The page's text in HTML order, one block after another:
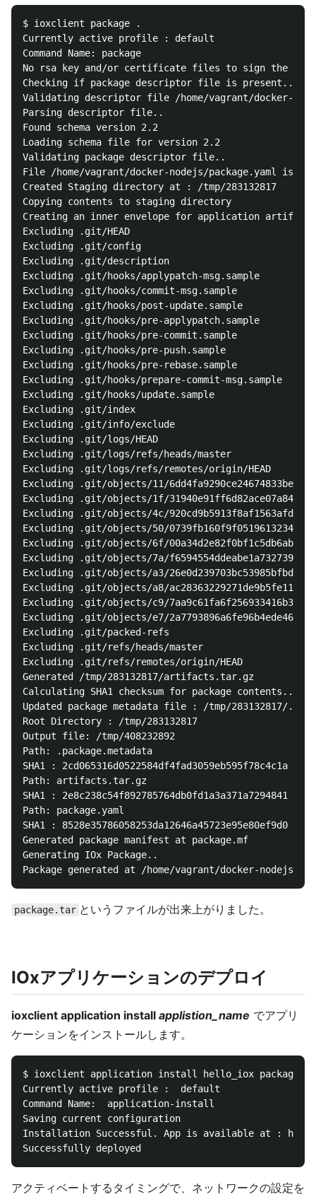
$ ioxclient package .
Currently active profile : default
Command Name: package
No rsa key and/or certificate files to sign the
Checking if package descriptor file is present..
Validating descriptor file /home/vagrant/docker-
Parsing descriptor file..
Found schema version 2.2
Loading schema file for version 2.2
Validating package descriptor file..
File /home/vagrant/docker-nodejs/package.yaml is
Created Staging directory at : /tmp/283132817
Copying contents to staging directory
Creating an inner envelope for application artifacts
Excluding .git/HEAD
Excluding .git/config
Excluding .git/description
Excluding .git/hooks/applypatch-msg.sample
Excluding .git/hooks/commit-msg.sample
Excluding .git/hooks/post-update.sample
Excluding .git/hooks/pre-applypatch.sample
Excluding .git/hooks/pre-commit.sample
Excluding .git/hooks/pre-push.sample
Excluding .git/hooks/pre-rebase.sample
Excluding .git/hooks/prepare-commit-msg.sample
Excluding .git/hooks/update.sample
Excluding .git/index
Excluding .git/info/exclude
Excluding .git/logs/HEAD
Excluding .git/logs/refs/heads/master
Excluding .git/logs/refs/remotes/origin/HEAD
Excluding .git/objects/11/
Excluding .git/objects/1f/
Excluding .git/objects/4c/
Excluding .git/objects/50/
Excluding .git/objects/6f/
Excluding .git/objects/7a/
Excluding .git/objects/a3/
Excluding .git/objects/a8/
Excluding .git/objects/c9/
Excluding .git/objects/e7/
Excluding .git/packed-refs
Excluding .git/refs/heads/master
Excluding .git/refs/remotes/origin/HEAD
Generated /tmp/283132817/artifacts.tar.gz
Calculating SHA1 checksum for package contents..
Updated package metadata file : /tmp/283132817/
Root Directory : /tmp/283132817
Output file: /tmp/408232892
Path: .package.metadata
SHA1 : 2cd065316d0522584df4fad3059eb595f78c4c1a
Path: artifacts.tar.gz
SHA1 : 2e8c238c54f892785764db0fd1a3a371a7294841
Path: package.yaml
SHA1 : 8528e35786058253da12646a45723e95e80ef9d0
Generated package manifest at package.mf
Generating IOx Package..
package.tar というファイルが出来上がりました。
IOxアプリケーションのデプロイ
ioxclient application install applistion_name でアプリ
ケーションをインストールします。
$ ioxclient application install hello_iox
Currently active profile :  default
Command Name:  application-install
Saving current configuration
Installation Successful. App is available at :
アクティベートするタイミングで、ネットワークの設定を